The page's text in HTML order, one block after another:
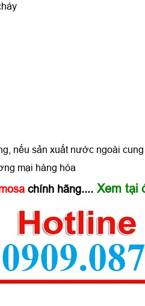
nếu sản xuất nước ngoài
mại hàng hóa
chính hãng.... Xem tại